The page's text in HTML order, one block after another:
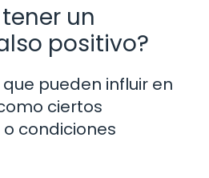
un
positivo?
pueden influir en
ciertos
condiciones